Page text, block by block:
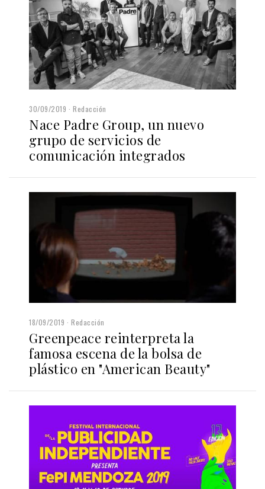
30/09/2019 Redacción
Nace Padre Group, un nuevo
grupo de servicios de
comunicación integrados
18/09/2019 Redacción
Greenpeace reinterpreta la
famosa escena de la bolsa de
plástico en "American Beauty"